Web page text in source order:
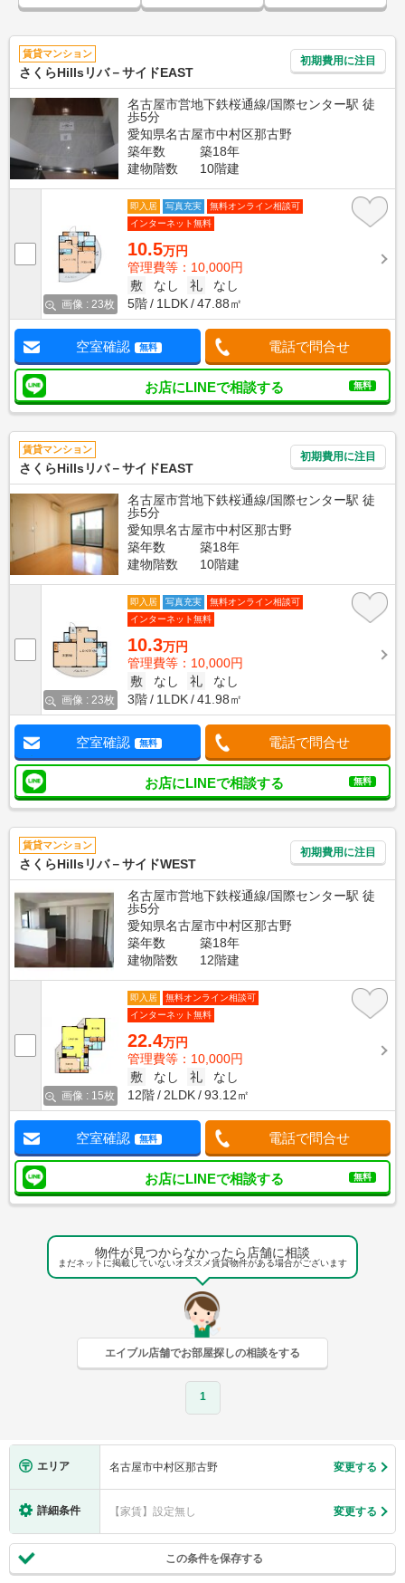
賃貸マンション
さくらHillsリバ－サイドEAST
初期費用に注目
名古屋市営地下鉄桜通線/国際センター駅 徒
歩5分
愛知県名古屋市中村区那古野
築年数
築18年
建物階数
10階建
画像 : 23枚
即入居 写真充実
無料オンライン相談可
インターネット無料
10.5万円
管理費等：10,000円
敷
なし 礼
なし
5階
1LDK 47.88㎡
空室確認 無料 電話で問合せ
お店にLINEで相談する 無料
賃貸マンション
さくらHillsリバ－サイドEAST
初期費用に注目
名古屋市営地下鉄桜通線/国際センター駅 徒
歩5分
愛知県名古屋市中村区那古野
築年数
築18年
建物階数
10階建
画像 : 23枚
即入居 写真充実
無料オンライン相談可
インターネット無料
10.3万円
管理費等：10,000円
敷
なし 礼
なし
3階
1LDK 41.98㎡
空室確認 無料 電話で問合せ
お店にLINEで相談する 無料
賃貸マンション
さくらHillsリバ－サイドWEST
初期費用に注目
名古屋市営地下鉄桜通線/国際センター駅 徒
歩5分
愛知県名古屋市中村区那古野
築年数
築18年
建物階数
12階建
画像 : 15枚
即入居
無料オンライン相談可
インターネット無料
22.4万円
管理費等：10,000円
敷
なし 礼
なし
12階
2LDK 93.12㎡
空室確認 無料 電話で問合せ
お店にLINEで相談する 無料
物件が見つからなかったら店舗に相談
まだネットに掲載していないオススメ賃貸物件がある場合がございます
エイブル店舗でお部屋探しの相談をする
1
エリア 名古屋市中村区那古野 変更する
詳細条件 【家賃】設定無し 変更する
この条件を保存する